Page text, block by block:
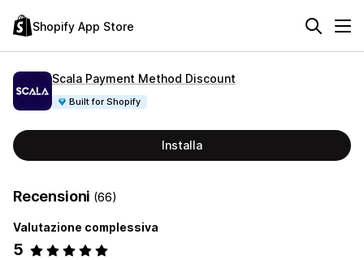
Shopify App Store
Scala Payment Method Discount
Built for Shopify
Installa
Recensioni (66)
Valutazione complessiva
5